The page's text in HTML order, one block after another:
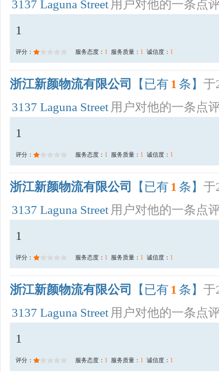
3137 Laguna Street 用户对他的一条点
1
评分： 服务态度： 1 服务质量： 1 诚信度： 1
浙江新颜物流有限公司 【已有 1 条】 于
3137 Laguna Street 用户对他的一条点
1
评分： 服务态度： 1 服务质量： 1 诚信度： 1
浙江新颜物流有限公司 【已有 1 条】 于
3137 Laguna Street 用户对他的一条点
1
评分： 服务态度： 1 服务质量： 1 诚信度： 1
浙江新颜物流有限公司 【已有 1 条】 于
3137 Laguna Street 用户对他的一条点
1
评分： 服务态度： 1 服务质量： 1 诚信度： 1